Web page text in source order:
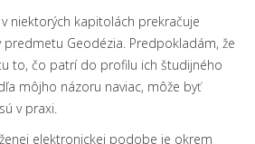
niektorých kapitolách prekračuje
Geodézia. Predpokladám, že
to, čo patrí do profilu ich študijného
môjho názoru naviac, môže byť
v praxi.
elektronickej podobe je okrem